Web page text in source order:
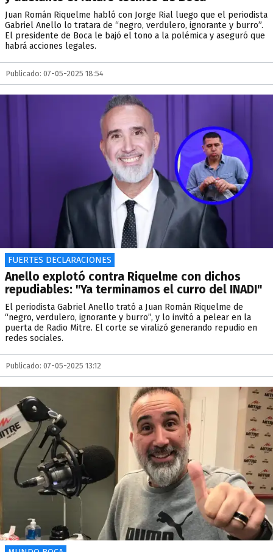
Juan Román Riquelme habló con Jorge Rial luego que el periodista
Gabriel Anello lo tratara de “negro, verdulero, ignorante y burro”.
El presidente de Boca le bajó el tono a la polémica y aseguró que
habrá acciones legales.
Publicado: 07-05-2025 18:54
FUERTES DECLARACIONES
Anello explotó contra Riquelme con dichos
repudiables: "Ya terminamos el curro del INADI"
El periodista Gabriel Anello trató a Juan Román Riquelme de
“negro, verdulero, ignorante y burro”, y lo invitó a pelear en la
puerta de Radio Mitre. El corte se viralizó generando repudio en
redes sociales.
Publicado: 07-05-2025 13:12